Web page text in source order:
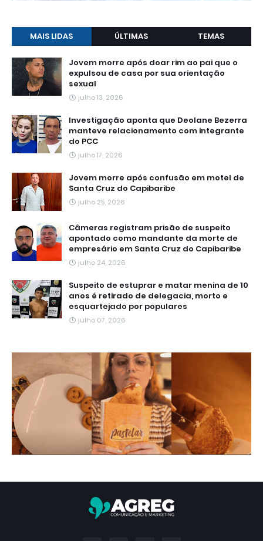
MAIS LIDAS ÚLTIMAS TEMAS
Jovem morre após doar rim ao pai que o
expulsou de casa por sua orientação
sexual
julho 13, 2026
Investigação aponta que Deolane Bezerra
manteve relacionamento com integrante
do PCC
julho 17, 2026
Jovem morre após confusão em motel de
Santa Cruz do Capibaribe
julho 25, 2026
Câmeras registram prisão de suspeito
apontado como mandante da morte de
empresário em Santa Cruz do Capibaribe
julho 24, 2026
Suspeito de estuprar e matar menina de 10
anos é retirado de delegacia, morto e
esquartejado por populares
julho 07, 2026